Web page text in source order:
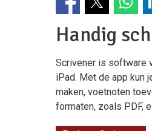
Handig
Scrivener is software
iPad. Met de app kun
maken, voetnoten
formaten, zoals PDF,